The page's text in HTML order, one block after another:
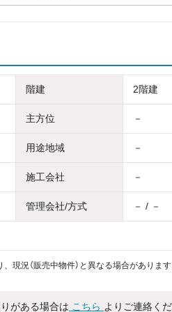
階建 2階建
主方位 －
用途地域 －
施工会社 －
管理会社/方式 － / －
現況（販売中物件）と異なる場合があります
がある場合は こちら よりご連絡くだ